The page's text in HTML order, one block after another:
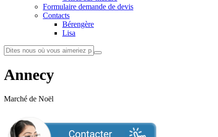
Formulaire demande de devis
Contacts
Bérengère
Lisa
Annecy
Marché de Noël